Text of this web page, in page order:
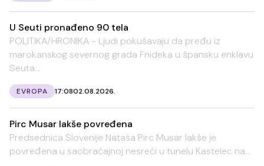
U Seuti pronađeno 90 tela
POLITIKA/HRONIKA - Ljudi pokušavaju da pređu iz
marokanskog severnog grada Fnideka u špansku enklavu
Seuta...
EVROPA 17:0802.08.2026.
Pirc Musar lakše povređena
Predsednica Slovenije Nataša Pirc Musar lakše je
povređena u saobraćajnoj nesreći u tunelu Kastelec na...